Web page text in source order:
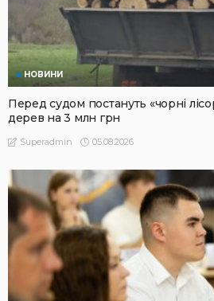
НОВИНИ
Перед судом постануть «чорні
дерев на 3 млн грн
Superadmin 05.08.2026